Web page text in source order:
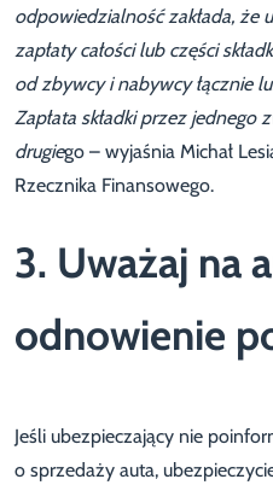
odpowiedzialność zakłada, że
zapłaty całości lub części
od zbywcy i nabywcy łącznie
Zapłata składki przez
drugiego – wyjaśnia Michał
Rzecznika Finansowego.
3. Uważaj na
odnowienie
Jeśli ubezpieczający nie
o sprzedaży auta,